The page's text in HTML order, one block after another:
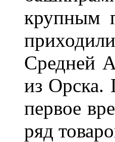
крупным
Средней
из Орска.
первое
ряд